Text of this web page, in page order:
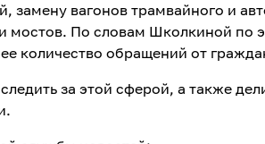
замену вагонов трамвайного и
мостов. По словам Школкиной по
количество обращений от
за этой сферой, а также